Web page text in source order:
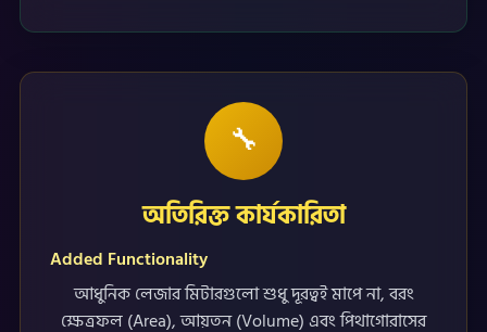
🔧
অতিরিক্ত কার্যকারিতা
Added Functionality
আধুনিক লেজার মিটারগুলো শুধু দূরত্বই মাপে না, বরং
ক্ষেত্রফল (Area), আয়তন (Volume) এবং পিথাগোরাসের